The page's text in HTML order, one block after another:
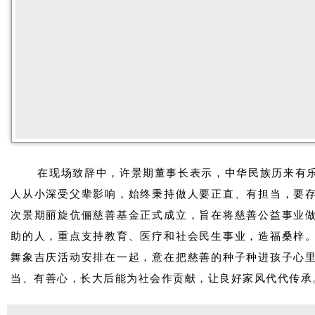
在现场致辞中，许景期董事长表示，中华民族历来有
人从小深受父辈影响，始终秉持做人要正直、有担当，要
次景期丽旋伉俪慈善基金正式成立，旨在将慈善公益事业
助的人，重点支持教育、医疗和社会民生事业，造福桑梓
舞象吉庆活动安排在一起，意在把慈善的种子种进孩子心
当、有善心，长大后能为社会作贡献，让良好家风代代传承